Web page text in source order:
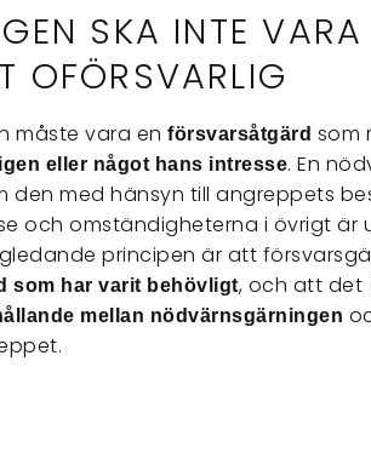
SKA INTE VARA
OFÖRSVARLIG
måste vara enförsvarsåtgärd som
eller något hans intresse. En
den med hänsyn till angreppets
och omständigheterna i övrigt är
principen är att
som har varit behövligt, och att det
mellan nödvärnsgärningen